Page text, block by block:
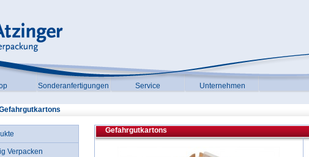
Sonderanfertigungen Service Unternehmen
Gefahrgutkartons
Verpacken